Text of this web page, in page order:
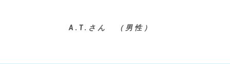
A.T.さん （男性）